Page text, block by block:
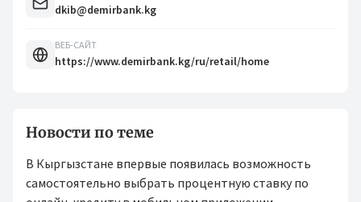
dkib@demirbank.kg
ВЕБ-САЙТ
https://www.demirbank.kg/ru/retail/home
Новости по теме
В Кыргызстане впервые появилась возможность
самостоятельно выбрать процентную ставку по